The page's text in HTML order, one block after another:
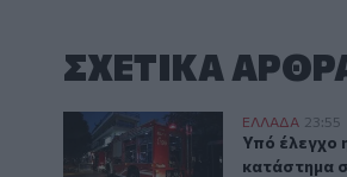
ΣΧΕΤΙΚA
Υπό έλεγχο η φωτιά σεΕΛΛAΔΑ 23:55
Υπό
Υπό έλεγχο
κατάστημα